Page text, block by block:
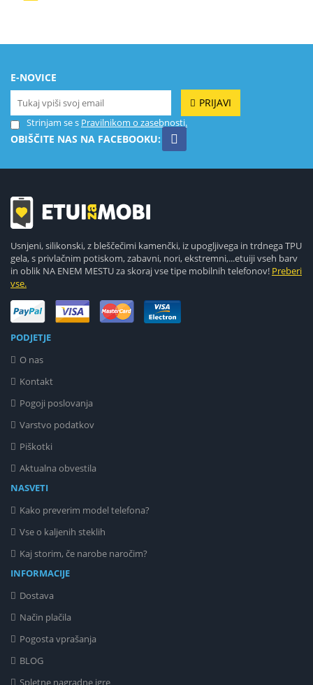
E-NOVICE
PRIJAVI
Strinjam se s Pravilnikom o zasebnosti.
OBIŠČITE NAS NA FACEBOOKU:
Usnjeni, silikonski, z bleščečimi kamenčki, iz upogljivega in trdnega TPU
gela, s privlačnim potiskom, zabavni, nori, ekstremni,...etuiji vseh barv
in oblik NA ENEM MESTU za skoraj vse tipe mobilnih telefonov! Preberi
vse.
PODJETJE
O nas
Kontakt
Pogoji poslovanja
Varstvo podatkov
Piškotki
Aktualna obvestila
NASVETI
Kako preverim model telefona?
Vse o kaljenih steklih
Kaj storim, če narobe naročim?
INFORMACIJE
Dostava
Način plačila
Pogosta vprašanja
BLOG